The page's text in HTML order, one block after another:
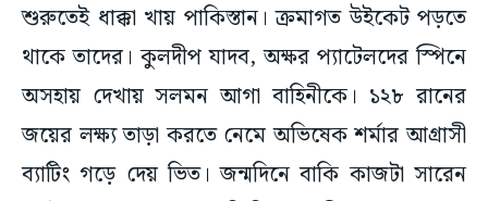
শুরুতেই ধাক্কা খায় পাকিস্তান। ক্রমাগত উইকেট পড়তে
থাকে তাদের। কুলদীপ যাদব, অক্ষর প্যাটেলদের স্পিনে
অসহায় দেখায় সলমন আগা বাহিনীকে। ১২৮ রানের
জয়ের লক্ষ্য তাড়া করতে নেমে অভিষেক শর্মার আগ্রাসী
ব্যাটিং গড়ে দেয় ভিত। জন্মদিনে বাকি কাজটা সারেন